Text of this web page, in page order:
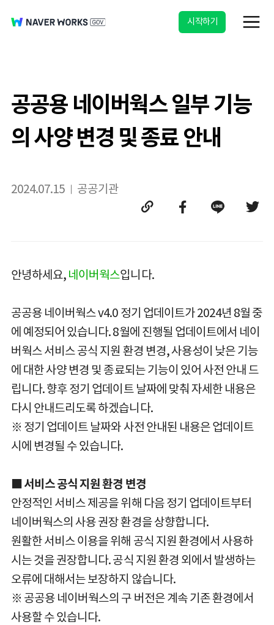
시작하기
공공용 네이버웍스 일부 기능
의 사양 변경 및 종료 안내
2024.07.15 공공기관
안녕하세요, 네이버웍스입니다.
공공용 네이버웍스 v4.0 정기 업데이트가 2024년 8월 중
에 예정되어 있습니다. 8월에 진행될 업데이트에서 네이
버웍스 서비스 공식 지원 환경 변경, 사용성이 낮은 기능
에 대한 사양 변경 및 종료되는 기능이 있어 사전 안내 드
립니다. 향후 정기 업데이트 날짜에 맞춰 자세한 내용은
다시 안내드리도록 하겠습니다.
※ 정기 업데이트 날짜와 사전 안내된 내용은 업데이트
시에 변경될 수 있습니다.
■ 서비스 공식 지원 환경 변경
안정적인 서비스 제공을 위해 다음 정기 업데이트부터
네이버웍스의 사용 권장 환경을 상향합니다.
원활한 서비스 이용을 위해 공식 지원 환경에서 사용하
시는 것을 권장합니다. 공식 지원 환경 외에서 발생하는
오류에 대해서는 보장하지 않습니다.
※ 공공용 네이버웍스의 구 버전은 계속 기존 환경에서
사용할 수 있습니다.